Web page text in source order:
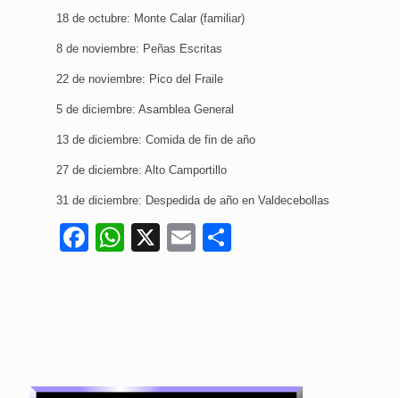
18 de octubre: Monte Calar (familiar)
8 de noviembre: Peñas Escritas
22 de noviembre: Pico del Fraile
5 de diciembre: Asamblea General
13 de diciembre: Comida de fin de año
27 de diciembre: Alto Camportillo
31 de diciembre: Despedida de año en Valdecebollas
Facebook
WhatsApp
X Email